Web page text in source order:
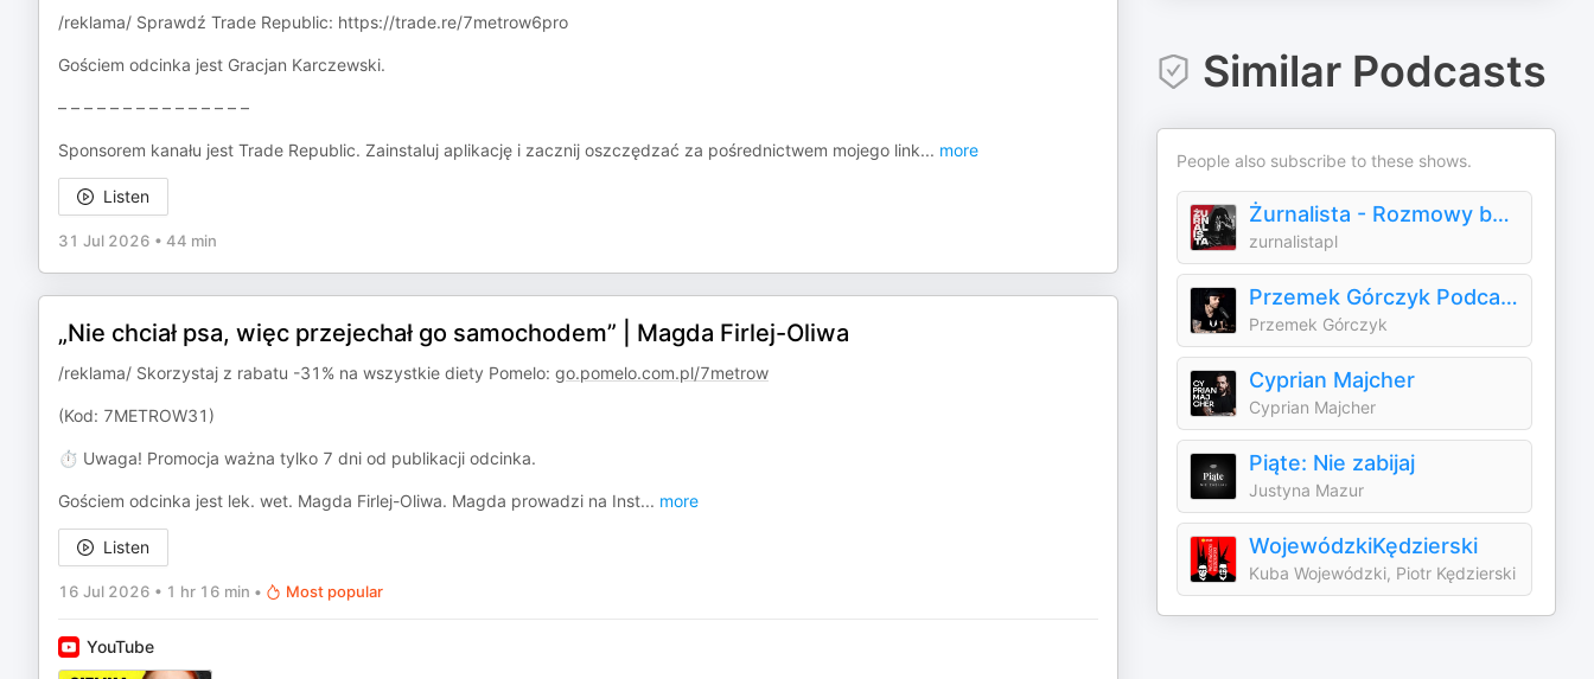
/reklama/ Sprawdź Trade Republic: ⁠https://trade.re/7metrow6pro⁠
Gościem odcinka jest Gracjan Karczewski.
– – – – – – – – – – – – – – –
Sponsorem kanału jest Trade Republic. Zainstaluj aplikację i zacznij oszczędzać za pośrednictwem mojego link... more
Listen
31 Jul 2026 • 44 min
„Nie chciał psa, więc przejechał go samochodem” | Magda Firlej-Oliwa
/reklama/ Skorzystaj z rabatu -31% na wszystkie diety Pomelo: go.pomelo.com.pl/7metrow
(Kod: 7METROW31)
⏱️ Uwaga! Promocja ważna tylko 7 dni od publikacji odcinka.
Gościem odcinka jest lek. wet. Magda Firlej-Oliwa. Magda prowadzi na Inst... more
Listen
16 Jul 2026 • 1 hr 16 min • Most popular
YouTube
Similar Podcasts
People also subscribe to these shows.
Żurnalista - Rozmowy bez kompromisów
zurnalistapl
Przemek Górczyk Podcast
Przemek Górczyk
Cyprian Majcher
Cyprian Majcher
Piąte: Nie zabijaj
Justyna Mazur
WojewódzkiKędzierski
Kuba Wojewódzki, Piotr Kędzierski